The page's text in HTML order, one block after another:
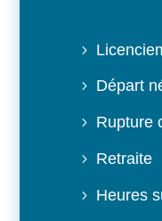
Départ
Rupture
Retraite
Heures